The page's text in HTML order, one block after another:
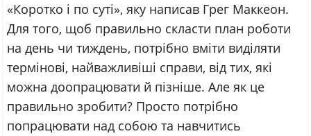
«Коротко і по суті», яку написав Грег Маккеон.
Для того, щоб правильно скласти план роботи
на день чи тиждень, потрібно вміти виділяти
термінові, найважливіші справи, від тих, які
можна доопрацювати й пізніше. Але як це
правильно зробити? Просто потрібно
попрацювати над собою та навчитись